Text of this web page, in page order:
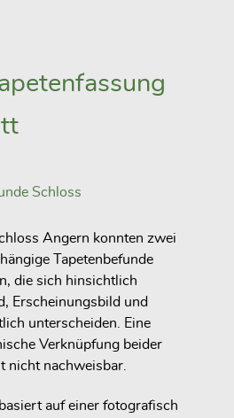
Schloss
Angern konnten zwei
Tapetenbefunde
die sich hinsichtlich
Erscheinungsbild und
unterscheiden. Eine
Verknüpfung beider
nicht nachweisbar.
auf einer fotografisch